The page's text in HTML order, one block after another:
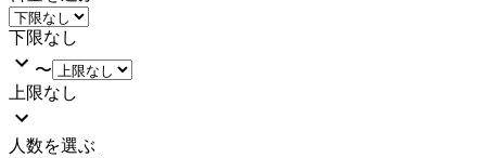
下限なし
〜
上限なし
人数を選ぶ